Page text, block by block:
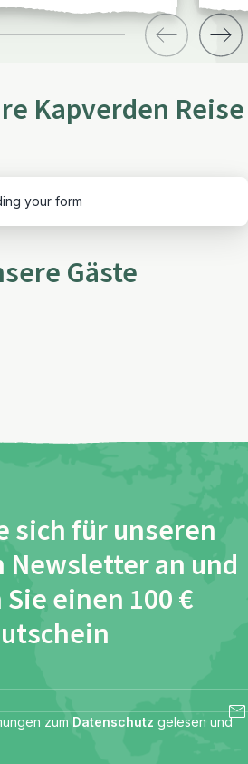
Kapverden Reise
your form
Gäste
sich für unseren
Newsletter an und
einen 100 €
zum Datenschutz gelesen und